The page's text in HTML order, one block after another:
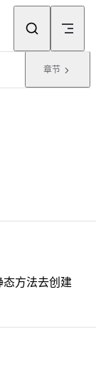
章节
态方法去创建